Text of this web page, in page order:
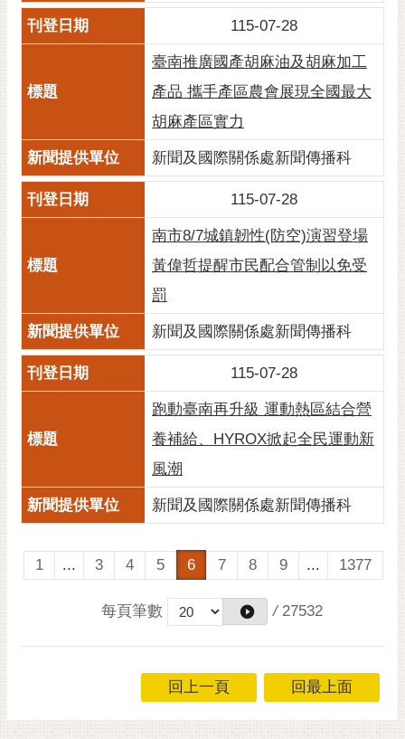
115-07-28
臺南推廣國產胡麻油及胡麻加工
產品 攜手產區農會展現全國最大
胡麻產區實力
新聞及國際關係處新聞傳播科
115-07-28
南市8/7城鎮韌性(防空)演習登場
黃偉哲提醒市民配合管制以免受
罰
新聞及國際關係處新聞傳播科
115-07-28
跑動臺南再升級 運動熱區結合營
養補給、HYROX掀起全民運動新
風潮
新聞及國際關係處新聞傳播科
1 ... 3 4 5 6 7 8 9 ... 1377
每頁筆數 / 27532
回上一頁 回最上面